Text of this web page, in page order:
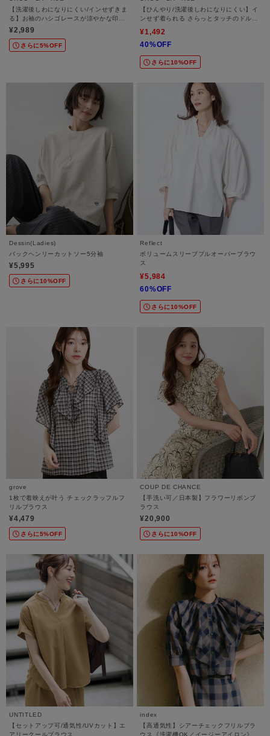
【洗濯後しわになりにくい/インせずきま
る】お袖のハシゴレースが涼やかな印象
麻調スキッパーブラウス
¥2,989
さらに5%OFF
【ひんやり/洗濯後しわになりにくい】イ
ンせず着られる さらっとタッチのドルマ
ンブラウス
¥1,492
40%OFF
さらに10%OFF
Dessin(Ladies)
バックヘンリーカットソー5分袖
¥5,995
さらに10%OFF
Reflect
ボリュームスリーブプルオーバーブラウ
ス
¥5,984
60%OFF
さらに10%OFF
grove
1枚で着映えが叶う チェックラッフルフ
リルブラウス
¥4,479
さらに5%OFF
COUP DE CHANCE
【手洗い可／日本製】フラワーリボンブ
ラウス
¥20,900
さらに10%OFF
UNTITLED
【セットアップ可/通気性/UVカット】エ
アリークールブラウス
index
【高通気性】シアーチェックフリルブラ
ウス《洗濯機OK／イージーアイロン》